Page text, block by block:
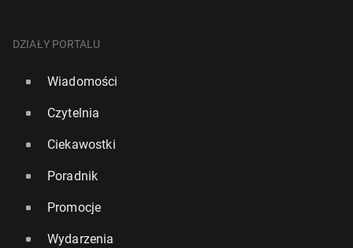
DZIAŁY PORTALU
Wiadomości
Czytelnia
Ciekawostki
Poradnik
Promocje
Wydarzenia